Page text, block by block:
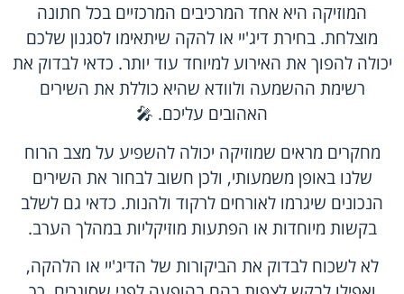
המוזיקה היא אחד המרכיבים המרכזיים בכל חתונה
מוצלחת. בחירת דיג'יי או להקה שיתאימו לסגנון שלכם
יכולה להפוך את האירוע למיוחד עוד יותר. כדאי לבדוק את
רשימת ההשמעה ולוודא שהיא כוללת את השירים
האהובים עליכם. 🎤
מחקרים מראים שמוזיקה יכולה להשפיע על מצב הרוח
שלנו באופן משמעותי, ולכן חשוב לבחור את השירים
הנכונים שיגרמו לאורחים לרקוד ולהנות. כדאי גם לשלב
בקשות מיוחדות או הפתעות מוזיקליות במהלך הערב.
לא לשכוח לבדוק את הביקורות של הדיג'יי או הלהקה,